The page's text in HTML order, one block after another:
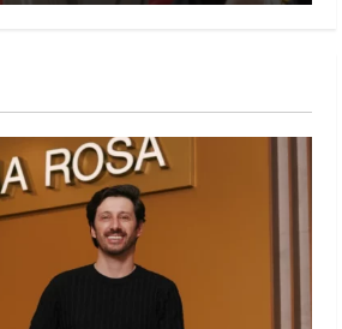
testa passaporte digital na
nacional
4 de agosto de 2026